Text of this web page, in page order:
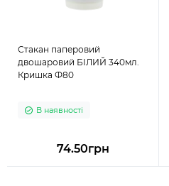
Стакан паперовий
двошаровий БІЛИЙ 340мл.
Кришка Ф80
В наявності
74.50грн